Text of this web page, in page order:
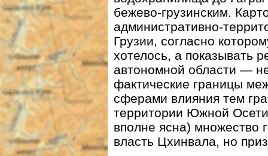
бежево-грузинским.
административно-
Грузии, согласно
хотелось, а показывать
автономной области —
фактические границы
сферами влияния тем
территории Южной
вполне ясна) множество
власть Цхинвала, но